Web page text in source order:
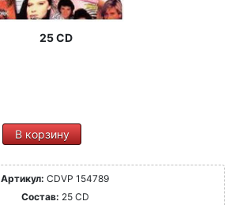
25 CD
В корзину
Артикул: CDVP 154789
Состав: 25 CD